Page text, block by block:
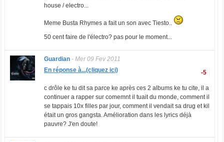
house / electro...
Meme Busta Rhymes a fait un son avec Tiesto..
50 cent faire de l'électro? pas pour le moment...
Guardian- Mer 09 Fev 2011
-5
En réponse à...(cliquez ici)
c drôle ke tu dit sa parce ke après ces 2 albums ke tu cite, il a
continuer a rapper sur comemnt il tuait du monde, comment il
se tappais 10x filles par jour, comment il vendait sa drug et kil
était un gros gangsta. Amélioration dans les lyrics déjà
pauvre? J'en doute!